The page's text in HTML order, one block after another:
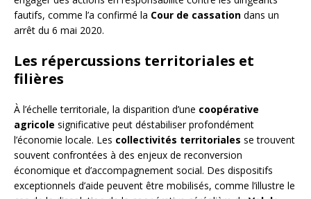
fautifs, comme l’a confirmé la Cour de cassation dans un
arrêt du 6 mai 2020.
Les répercussions territoriales et
filières
À l’échelle territoriale, la disparition d’une coopérative
agricole significative peut déstabiliser profondément
l’économie locale. Les collectivités territoriales se trouvent
souvent confrontées à des enjeux de reconversion
économique et d’accompagnement social. Des dispositifs
exceptionnels d’aide peuvent être mobilisés, comme l’illustre le